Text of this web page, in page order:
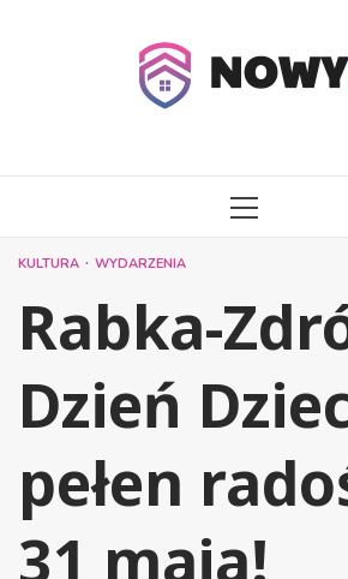
MENU
KULTURA WYDARZENIA
Rabka-
Dzień
pełen
31 maja!